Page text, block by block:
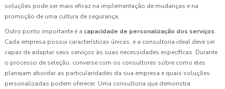
soluções pode ser mais eficaz na implementação de mudanças e na
promoção de uma cultura de segurança.
Outro ponto importante é a capacidade de personalização dos serviços.
Cada empresa possui características únicas, e a consultoria ideal deve ser
capaz de adaptar seus serviços às suas necessidades específicas. Durante
o processo de seleção, converse com os consultores sobre como eles
planejam abordar as particularidades da sua empresa e quais soluções
personalizadas podem oferecer. Uma consultoria que demonstra